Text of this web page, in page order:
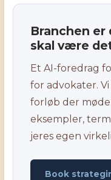
Branchen
skal være
Et AI-foredrag
for advokater.
forløb der
eksempler,
jeres egen
Book